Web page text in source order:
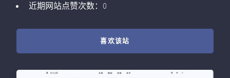
近期网站点赞次数：0
喜欢该站